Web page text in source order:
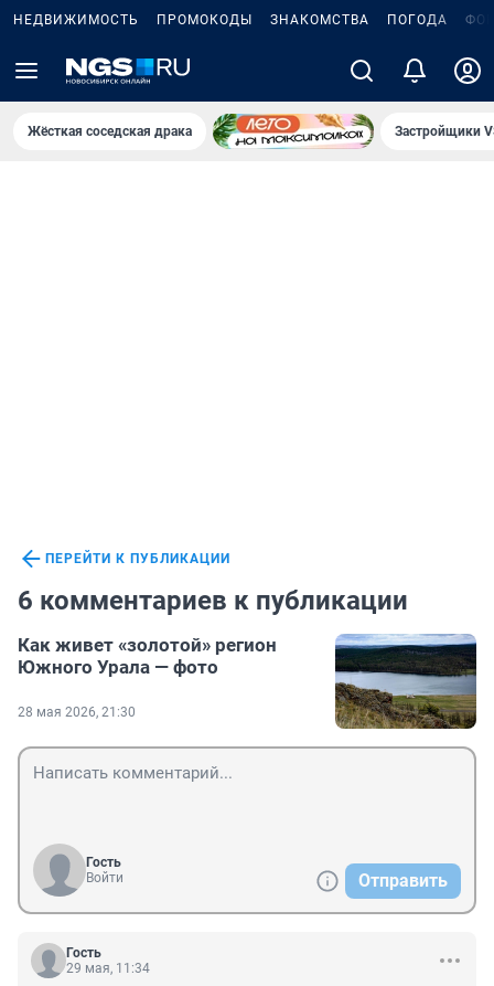
НЕДВИЖИМОСТЬ ПРОМОКОДЫ ЗНАКОМСТВА ПОГОДА
Жёсткая соседская драка Застройщики
ПЕРЕЙТИ К ПУБЛИКАЦИИ
6 комментариев к публикации
Как живет «золотой» регион
Южного Урала — фото
28 мая 2026, 21:30
Гость
Войти
Отправить
Гость
29 мая, 11:34